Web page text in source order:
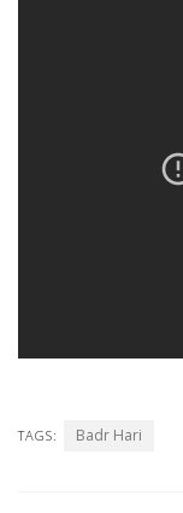
TAGS: Badr Hari